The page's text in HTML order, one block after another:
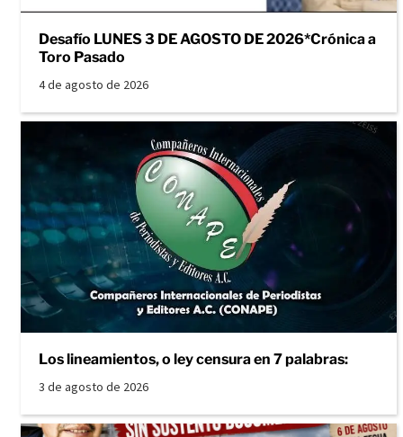
Desafío LUNES 3 DE AGOSTO DE 2026*Crónica a
Toro Pasado
4 de agosto de 2026
Los lineamientos, o ley censura en 7 palabras:
3 de agosto de 2026